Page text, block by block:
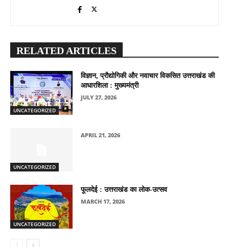
RELATED ARTICLES
UNCATEGORIZED
विज्ञान, प्रौद्योगिकी और नवाचार विकसित उत्तराखंड की
आधारशिला : मुख्यमंत्री
JULY 27, 2026
UNCATEGORIZED
APRIL 21, 2026
UNCATEGORIZED
फूलदेई : उत्तराखंड का लोक-उत्सव
MARCH 17, 2026